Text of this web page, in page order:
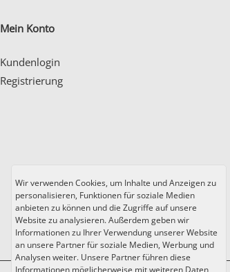
Wir verwenden Cookies, um Inhalte und Anzeigen zu
personalisieren, Funktionen für soziale Medien
anbieten zu können und die Zugriffe auf unsere
Website zu analysieren. Außerdem geben wir
Informationen zu Ihrer Verwendung unserer Website
an unsere Partner für soziale Medien, Werbung und
Analysen weiter. Unsere Partner führen diese
Informationen möglicherweise mit weiteren Daten
Mein Konto
Kundenlogin
Registrierung